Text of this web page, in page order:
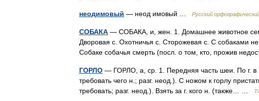
неодимовый — неод имовый … Русский
СОБАКА — СОБАКА, и, жен. 1. Домашнее животное
Дворовая с. Охотничья с. Сторожевая с. С собаками
Собаке собачья смерть (посл. о том, кто, прожив
ГОРЛО — ГОРЛО, а, ср. 1. Передняя часть шеи. По г. в
требовать чего н.; разг. неод.). С ножом к горлу
требовать; разг. неод.). Взять за г. кого н. (также… …